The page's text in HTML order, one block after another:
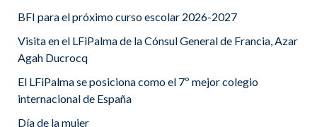
BFI para el próximo curso escolar 2026-2027
Visita en el LFiPalma de la Cónsul General de Francia, Azar
Agah Ducrocq
El LFiPalma se posiciona como el 7º mejor colegio
internacional de España
Día de la mujer